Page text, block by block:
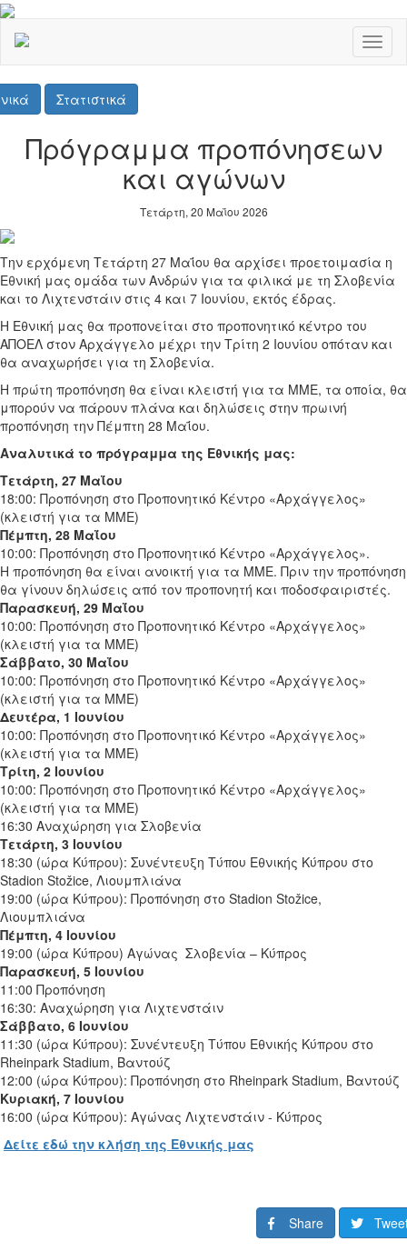
Στατιστικά
Πρόγραμμα προπόνησεων
και αγώνων
Τετάρτη, 20 Μαΐου 2026
Την ερχόμενη Τετάρτη 27 Μαΐου θα αρχίσει προετοιμασία η
Εθνική μας ομάδα των Ανδρών για τα φιλικά με τη Σλοβενία
και το Λιχτενστάιν στις 4 και 7 Ιουνίου, εκτός έδρας.
Η Εθνική μας θα προπονείται στο προπονητικό κέντρο του
ΑΠΟΕΛ στον Αρχάγγελο μέχρι την Τρίτη 2 Ιουνίου οπόταν και
θα αναχωρήσει για τη Σλοβενία.
Η πρώτη προπόνηση θα είναι κλειστή για τα ΜΜΕ, τα οποία, θα
μπορούν να πάρουν πλάνα και δηλώσεις στην πρωινή
προπόνηση την Πέμπτη 28 Μαΐου.
Αναλυτικά το πρόγραμμα της Εθνικής μας:
Τετάρτη, 27 Μαΐου
18:00: Προπόνηση στο Προπονητικό Κέντρο «Αρχάγγελος»
(κλειστή για τα ΜΜΕ)
Πέμπτη, 28 Μαΐου
10:00: Προπόνηση στο Προπονητικό Κέντρο «Αρχάγγελος».
Η προπόνηση θα είναι ανοικτή για τα ΜΜΕ. Πριν την προπόνηση
θα γίνουν δηλώσεις από τον προπονητή και ποδοσφαιριστές.
Παρασκευή, 29 Μαΐου
10:00: Προπόνηση στο Προπονητικό Κέντρο «Αρχάγγελος»
(κλειστή για τα ΜΜΕ)
Σάββατο, 30 Μαΐου
10:00: Προπόνηση στο Προπονητικό Κέντρο «Αρχάγγελος»
(κλειστή για τα ΜΜΕ)
Δευτέρα, 1 Ιουνίου
10:00: Προπόνηση στο Προπονητικό Κέντρο «Αρχάγγελος»
(κλειστή για τα ΜΜΕ)
Τρίτη, 2 Ιουνίου
10:00: Προπόνηση στο Προπονητικό Κέντρο «Αρχάγγελος»
(κλειστή για τα ΜΜΕ)
16:30 Αναχώρηση για Σλοβενία
Τετάρτη, 3 Ιουνίου
18:30 (ώρα Κύπρου): Συνέντευξη Τύπου Εθνικής Κύπρου στο
Stadion Stožice, Λιουμπλιάνα
19:00 (ώρα Κύπρου): Προπόνηση στο Stadion Stožice,
Λιουμπλιάνα
Πέμπτη, 4 Ιουνίου
19:00 (ώρα Κύπρου) Αγώνας Σλοβενία – Κύπρος
Παρασκευή, 5 Ιουνίου
11:00 Προπόνηση
16:30: Αναχώρηση για Λιχτενστάιν
Σάββατο, 6 Ιουνίου
11:30 (ώρα Κύπρου): Συνέντευξη Τύπου Εθνικής Κύπρου στο
Rheinpark Stadium, Βαντούζ
12:00 (ώρα Κύπρου): Προπόνηση στο Rheinpark Stadium, Βαντούζ
Κυριακή, 7 Ιουνίου
16:00 (ώρα Κύπρου): Αγώνας Λιχτενστάιν - Κύπρος
Δείτε εδώ την κλήση της Εθνικής μας
Share